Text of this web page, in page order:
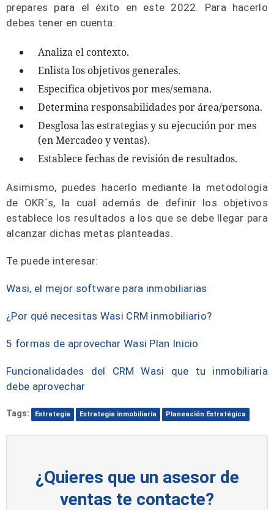
prepares para el éxito en este 2022. Para hacerlo
debes tener en cuenta:
Analiza el contexto.
Enlista los objetivos generales.
Especifica objetivos por mes/semana.
Determina responsabilidades por área/persona.
Desglosa las estrategias y su ejecución por mes
(en Mercadeo y ventas).
Establece fechas de revisión de resultados.
Asimismo, puedes hacerlo mediante la metodología
de OKR´s, la cual además de definir los objetivos
establece los resultados a los que se debe llegar para
alcanzar dichas metas planteadas.
Te puede interesar:
Wasi, el mejor software para inmobiliarias
¿Por qué necesitas Wasi CRM inmobiliario?
5 formas de aprovechar Wasi Plan Inicio
Funcionalidades del CRM Wasi que tu inmobiliaria
debe aprovechar
Tags: Estrategia Estrategia inmobiliaria Planeación Estratégica
¿Quieres que un asesor de
ventas te contacte?